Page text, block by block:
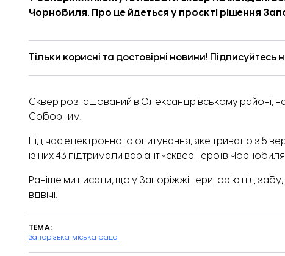
Чорнобиля. Про це йдеться у проєкті рішення
Тільки корисні та достовірні новини! Підписуйтесь
Сквер розташований в Олександрівському районі,
Соборним.
Під час електронного опитування, яке тривало з 5
із них 43 підтримали варіант «сквер Героїв
Раніше ми писали, що у Запоріжжі територію під
вдвічі.
ТЕМА:
Запорізька міська рада